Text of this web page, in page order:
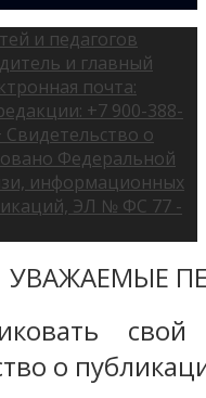
и педагогов
и главный
почта:
+7 900-388-
Свидетельство о
Федеральной
информационных
ЭЛ № ФС 77 -
УВАЖАЕМЫЕ
о